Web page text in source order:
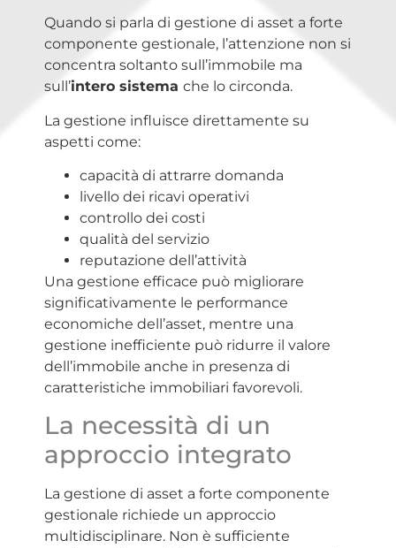
Quando si parla di gestione di asset a forte
componente gestionale, l’attenzione non si
concentra soltanto sull’immobile ma
sull’intero sistema che lo circonda.
La gestione influisce direttamente su
aspetti come:
capacità di attrarre domanda
livello dei ricavi operativi
controllo dei costi
qualità del servizio
reputazione dell’attività
Una gestione efficace può migliorare
significativamente le performance
economiche dell’asset, mentre una
gestione inefficiente può ridurre il valore
dell’immobile anche in presenza di
caratteristiche immobiliari favorevoli.
La necessità di un
approccio integrato
La gestione di asset a forte componente
gestionale richiede un approccio
multidisciplinare. Non è sufficiente